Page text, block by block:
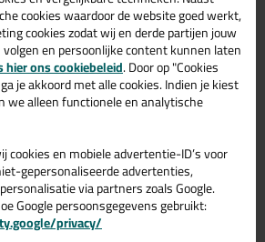
Frank op 14 februari 2024
Nog een iets kleine re hoeveelheid 100ml
fijn spul
Niels op 20 december 2023
fijn
Radj op 23 oktober 2023
cookies waardoor de website goed werkt,
cookies zodat wij en derde partijen jouw
en persoonlijke content kunnen laten
hier ons cookiebeleid. Door op "Cookies
je akkoord met alle cookies. Indien je kiest
we alleen functionele en analytische
cookies en mobiele advertentie-ID’s voor
gepersonaliseerde advertenties,
via partners zoals Google.
Google persoonsgegevens gebruikt:
privacy/